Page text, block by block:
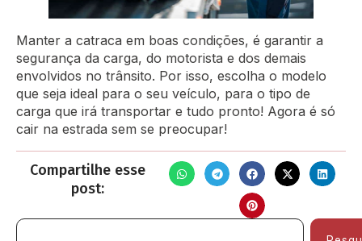
Manter a catraca em boas condições, é garantir a
segurança da carga, do motorista e dos demais
envolvidos no trânsito. Por isso, escolha o modelo
que seja ideal para o seu veículo, para o tipo de
carga que irá transportar e tudo pronto! Agora é só
cair na estrada sem se preocupar!
Compartilhe esse
post: